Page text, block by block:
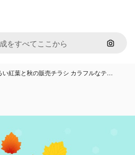
画像で
い紅葉と秋の販売チラシ カラフルなテ…